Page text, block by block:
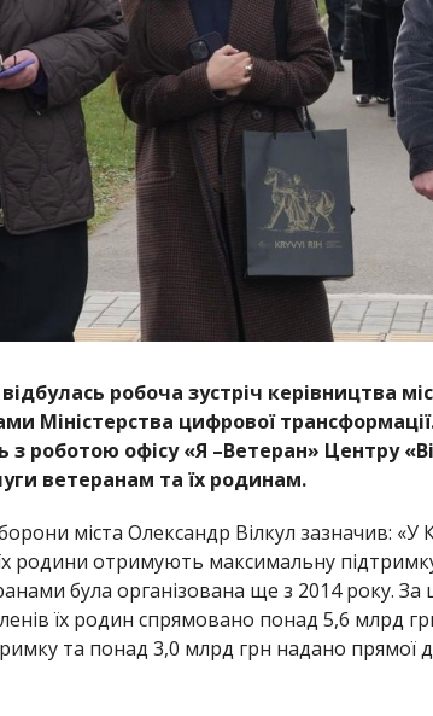
робоча зустріч керівництва
Міністерства цифрової
з роботою офісу«Я –Ветеран» Центру
ветеранам та їх родинам.
міста Олександр Вілкул зазначив: «У
їх родини отримують максимальну
була організована ще з 2014 року. За
їх родин спрямовано понад 5,6 млрд
та понад 3,0 млрд грн надано прямої